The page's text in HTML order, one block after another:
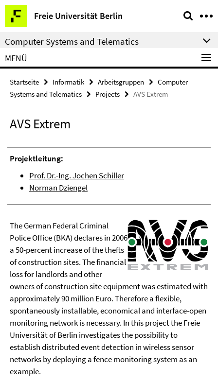
Springe
direkt
zu
Inhalt
Freie Universität Berlin
Service-
Navigation
Computer Systems and Telematics
MENÜ
Startseite Informatik Arbeitsgruppen
Computer
Systems and Telematics
Projects AVS Extrem
AVS Extrem
Projektleitung:
Prof. Dr.-Ing. Jochen Schiller
Norman Dziengel
The German Federal Criminal
Police Office (BKA) declares in 2006
a 50-percent increase of the thefts
of construction sites. The financial
loss for landlords and other
owners of construction site equipment was estimated with
approximately 90 million Euro. Therefore a flexible,
spontaneously installable, economical and interface-open
monitoring network is necessary. In this project the Freie
Universität of Berlin investigates the possibility to
establish distributed event detection in wireless sensor
networks by deploying a fence monitoring system as an
example.